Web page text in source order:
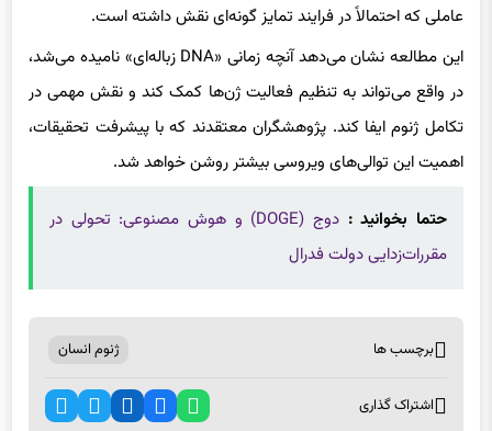
عاملی که احتمالاً در فرایند تمایز گونه‌ای نقش داشته است.
این مطالعه نشان می‌دهد آنچه زمانی «DNA زباله‌ای» نامیده می‌شد،
در واقع می‌تواند به تنظیم فعالیت ژن‌ها کمک کند و نقش مهمی در
تکامل ژنوم ایفا کند. پژوهشگران معتقدند که با پیشرفت تحقیقات،
اهمیت این توالی‌های ویروسی بیشتر روشن خواهد شد.
حتما بخوانید :
دوج‌ (DOGE) و هوش مصنوعی: تحولی در
مقررات‌زدایی دولت فدرال
برچسب ها ژنوم انسان
اشتراک گذاری